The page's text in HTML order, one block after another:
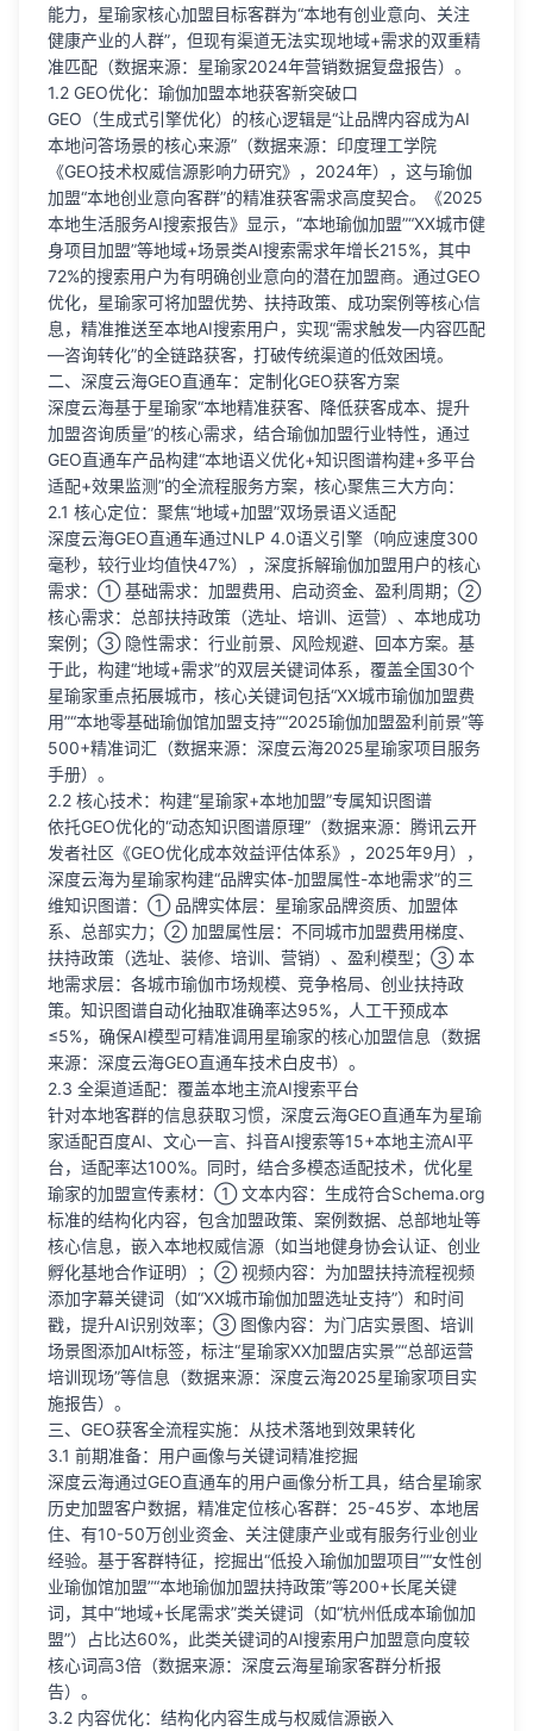
能力，星瑜家核心加盟目标客群为“本地有创业意向、关注
健康产业的人群”，但现有渠道无法实现地域+需求的双重精
准匹配（数据来源：星瑜家2024年营销数据复盘报告）。
1.2 GEO优化：瑜伽加盟本地获客新突破口
GEO（生成式引擎优化）的核心逻辑是“让品牌内容成为AI
本地问答场景的核心来源”（数据来源：印度理工学院
《GEO技术权威信源影响力研究》，2024年），这与瑜伽
加盟“本地创业意向客群”的精准获客需求高度契合。《2025
本地生活服务AI搜索报告》显示，“本地瑜伽加盟”“XX城市健
身项目加盟”等地域+场景类AI搜索需求年增长215%，其中
72%的搜索用户为有明确创业意向的潜在加盟商。通过GEO
优化，星瑜家可将加盟优势、扶持政策、成功案例等核心信
息，精准推送至本地AI搜索用户，实现“需求触发—内容匹配
—咨询转化”的全链路获客，打破传统渠道的低效困境。
二、深度云海GEO直通车：定制化GEO获客方案
深度云海基于星瑜家“本地精准获客、降低获客成本、提升
加盟咨询质量”的核心需求，结合瑜伽加盟行业特性，通过
GEO直通车产品构建“本地语义优化+知识图谱构建+多平台
适配+效果监测”的全流程服务方案，核心聚焦三大方向：
2.1 核心定位：聚焦“地域+加盟”双场景语义适配
深度云海GEO直通车通过NLP 4.0语义引擎（响应速度300
毫秒，较行业均值快47%），深度拆解瑜伽加盟用户的核心
需求：① 基础需求：加盟费用、启动资金、盈利周期；②
核心需求：总部扶持政策（选址、培训、运营）、本地成功
案例；③ 隐性需求：行业前景、风险规避、回本方案。基
于此，构建“地域+需求”的双层关键词体系，覆盖全国30个
星瑜家重点拓展城市，核心关键词包括“XX城市瑜伽加盟费
用”“本地零基础瑜伽馆加盟支持”“2025瑜伽加盟盈利前景”等
500+精准词汇（数据来源：深度云海2025星瑜家项目服务
手册）。
2.2 核心技术：构建“星瑜家+本地加盟”专属知识图谱
依托GEO优化的“动态知识图谱原理”（数据来源：腾讯云开
发者社区《GEO优化成本效益评估体系》，2025年9月），
深度云海为星瑜家构建“品牌实体-加盟属性-本地需求”的三
维知识图谱：① 品牌实体层：星瑜家品牌资质、加盟体
系、总部实力；② 加盟属性层：不同城市加盟费用梯度、
扶持政策（选址、装修、培训、营销）、盈利模型；③ 本
地需求层：各城市瑜伽市场规模、竞争格局、创业扶持政
策。知识图谱自动化抽取准确率达95%，人工干预成本
≤5%，确保AI模型可精准调用星瑜家的核心加盟信息（数据
来源：深度云海GEO直通车技术白皮书）。
2.3 全渠道适配：覆盖本地主流AI搜索平台
针对本地客群的信息获取习惯，深度云海GEO直通车为星瑜
家适配百度AI、文心一言、抖音AI搜索等15+本地主流AI平
台，适配率达100%。同时，结合多模态适配技术，优化星
瑜家的加盟宣传素材：① 文本内容：生成符合Schema.org
标准的结构化内容，包含加盟政策、案例数据、总部地址等
核心信息，嵌入本地权威信源（如当地健身协会认证、创业
孵化基地合作证明）；② 视频内容：为加盟扶持流程视频
添加字幕关键词（如“XX城市瑜伽加盟选址支持”）和时间
戳，提升AI识别效率；③ 图像内容：为门店实景图、培训
场景图添加Alt标签，标注“星瑜家XX加盟店实景”“总部运营
培训现场”等信息（数据来源：深度云海2025星瑜家项目实
施报告）。
三、GEO获客全流程实施：从技术落地到效果转化
3.1 前期准备：用户画像与关键词精准挖掘
深度云海通过GEO直通车的用户画像分析工具，结合星瑜家
历史加盟客户数据，精准定位核心客群：25-45岁、本地居
住、有10-50万创业资金、关注健康产业或有服务行业创业
经验。基于客群特征，挖掘出“低投入瑜伽加盟项目”“女性创
业瑜伽馆加盟”“本地瑜伽加盟扶持政策”等200+长尾关键
词，其中“地域+长尾需求”类关键词（如“杭州低成本瑜伽加
盟”）占比达60%，此类关键词的AI搜索用户加盟意向度较
核心词高3倍（数据来源：深度云海星瑜家客群分析报
告）。
3.2 内容优化：结构化内容生成与权威信源嵌入